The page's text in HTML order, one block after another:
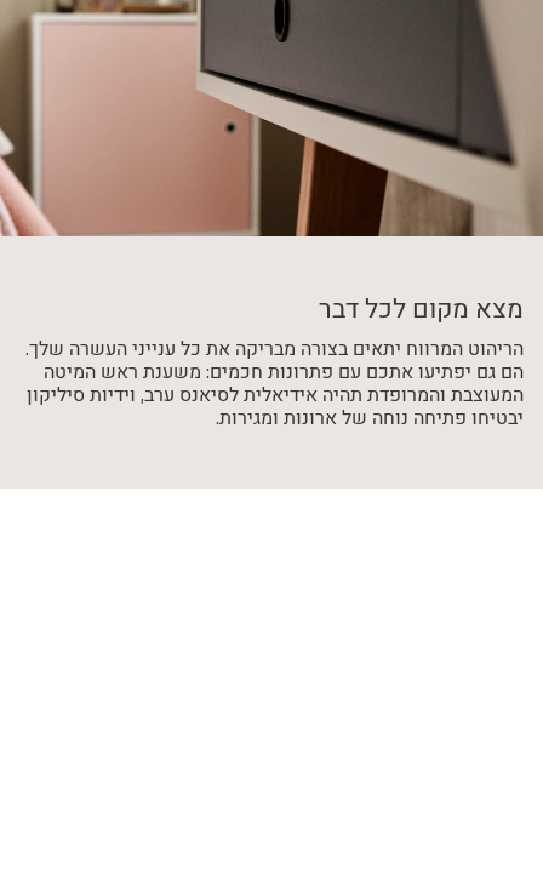
מצא מקום לכל דבר
הריהוט המרווח יתאים בצורה מבריקה את כל ענייני העשרה שלך.
הם גם יפתיעו אתכם עם פתרונות חכמים: משענת ראש המיטה
המעוצבת והמרופדת תהיה אידיאלית לסיאנס ערב, וידיות סיליקון
יבטיחו פתיחה נוחה של ארונות ומגירות.